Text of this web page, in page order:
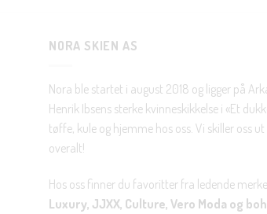
NORA SKIEN AS
Nora ble startet i august 2018 og ligger på
Henrik Ibsens sterke kvinneskikkelse i «Et
tøffe, kule og hjemme hos oss. Vi skiller oss
overalt!
Hos oss finner du favoritter fra ledende
Luxury, JJXX, Culture, Vero Moda og